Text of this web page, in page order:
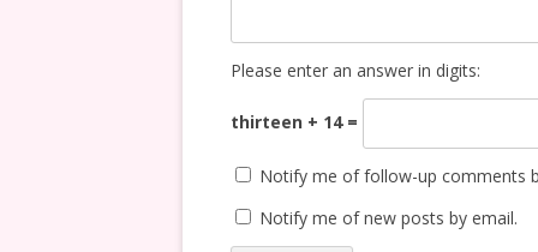
Please enter an answer in digits:
thirteen + 14 =
Notify me of follow-up comments
Notify me of new posts by email.